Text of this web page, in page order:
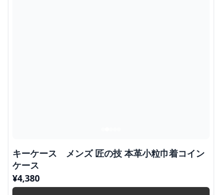
キーケース メンズ 匠の技 本革小粒巾着コイン
ケース
¥4,380